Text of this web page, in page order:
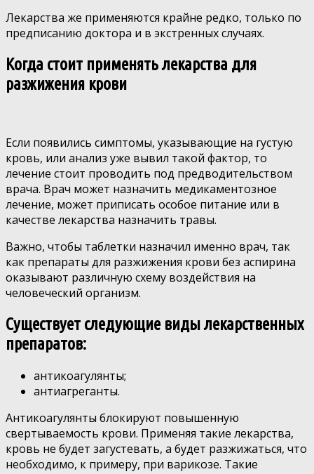
Лекарства же применяются крайне редко, только по
предписанию доктора и в экстренных случаях.
Когда стоит применять лекарства для
разжижения крови
Если появились симптомы, указывающие на густую
кровь, или анализ уже вывил такой фактор, то
лечение стоит проводить под предводительством
врача. Врач может назначить медикаментозное
лечение, может приписать особое питание или в
качестве лекарства назначить травы.
Важно, чтобы таблетки назначил именно врач, так
как препараты для разжижения крови без аспирина
оказывают различную схему воздействия на
человеческий организм.
Существует следующие виды лекарственных
препаратов:
антикоагулянты;
антиагреганты.
Антикоагулянты блокируют повышенную
свертываемость крови. Применяя такие лекарства,
кровь не будет загустевать, а будет разжижаться, что
необходимо, к примеру, при варикозе. Такие